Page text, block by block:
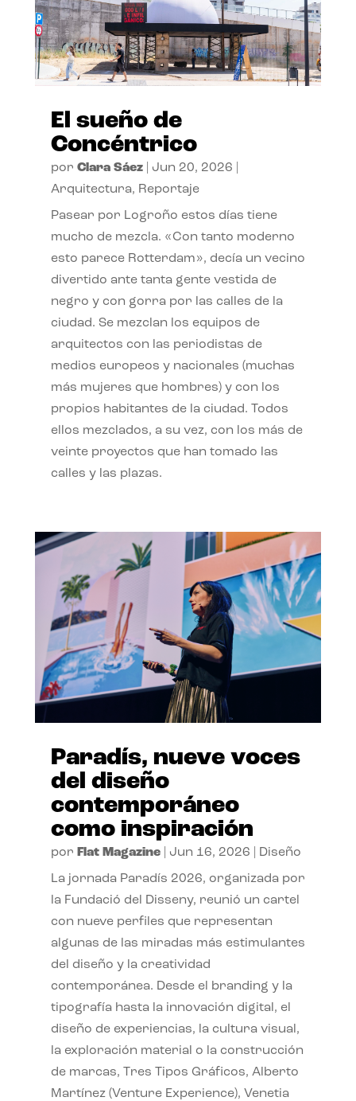
El sueño de
Concéntrico
por Clara Sáez| Jun 20, 2026
Arquitectura, Reportaje
Pasear por Logroño estos días tiene
mucho de mezcla. «Con tanto moderno
esto parece Rotterdam», decía un vecino
divertido ante tanta gente vestida de
negro y con gorra por las calles de la
ciudad. Se mezclan los equipos de
arquitectos con las periodistas de
medios europeos y nacionales (muchas
más mujeres que hombres) y con los
propios habitantes de la ciudad. Todos
ellos mezclados, a su vez, con los más de
veinte proyectos que han tomado las
calles y las plazas.
Paradís, nueve voces
del diseño
contemporáneo
como inspiración
por Flat Magazine| Jun 16, 2026 Diseño
La jornada Paradís 2026, organizada por
la Fundació del Disseny, reunió un cartel
con nueve perfiles que representan
algunas de las miradas más estimulantes
del diseño y la creatividad
contemporánea. Desde el branding y la
tipografía hasta la innovación digital, el
diseño de experiencias, la cultura visual,
la exploración material o la construcción
de marcas, Tres Tipos Gráficos, Alberto
Martínez (Venture Experience), Venetia